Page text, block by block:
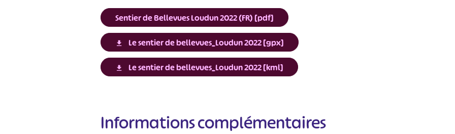
Sentier de Bellevues Loudun 2022 (FR) [pdf]
Le sentier de bellevues_Loudun 2022 [gpx]
Le sentier de bellevues_Loudun 2022 [kml]
Informations complémentaires
#